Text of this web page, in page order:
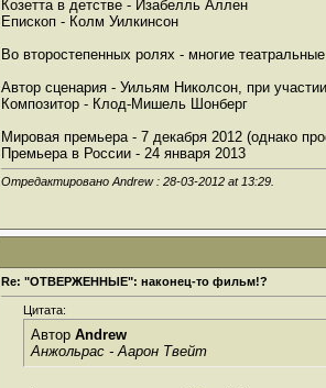
Козетта в детстве - Изабелль Аллен
Епископ - Колм Уилкинсон
Во второстепенных ролях - многие
Автор сценария - Уильям Николсон, при
Композитор - Клод-Мишель Шонберг
Мировая премьера - 7 декабря 2012 (однако
Премьера в России - 24 января 2013
Отредактировано Andrew : 28-03-2012 at 13:29
Re: "ОТВЕРЖЕННЫЕ": наконец-то фильм!?
Цитата:
Автор Andrew
Анжольрас - Аарон Твейт